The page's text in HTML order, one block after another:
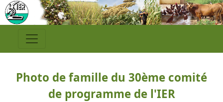
Photo de famille du 30ème comité
de programme de l'IER